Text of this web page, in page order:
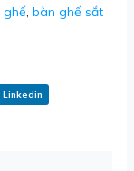
ghế, bàn ghế sắt
Linkedin